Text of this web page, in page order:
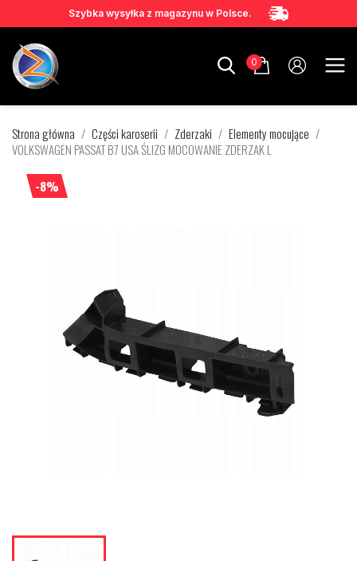
Szybka wysyłka z magazynu w Polsce.
0
Strona główna Części karoserii Zderzaki
Elementy mocujące
VOLKSWAGEN PASSAT B7 USA ŚLIZG MOCOWANIE ZDERZAK L
-8%